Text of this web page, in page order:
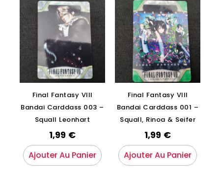
Final Fantasy VIII
Bandai Carddass 003 –
Squall Leonhart
1,99 €
Ajouter Au Panier
Final Fantasy VIII
Bandai Carddass 001 –
Squall, Rinoa & Seifer
1,99 €
Ajouter Au Panier